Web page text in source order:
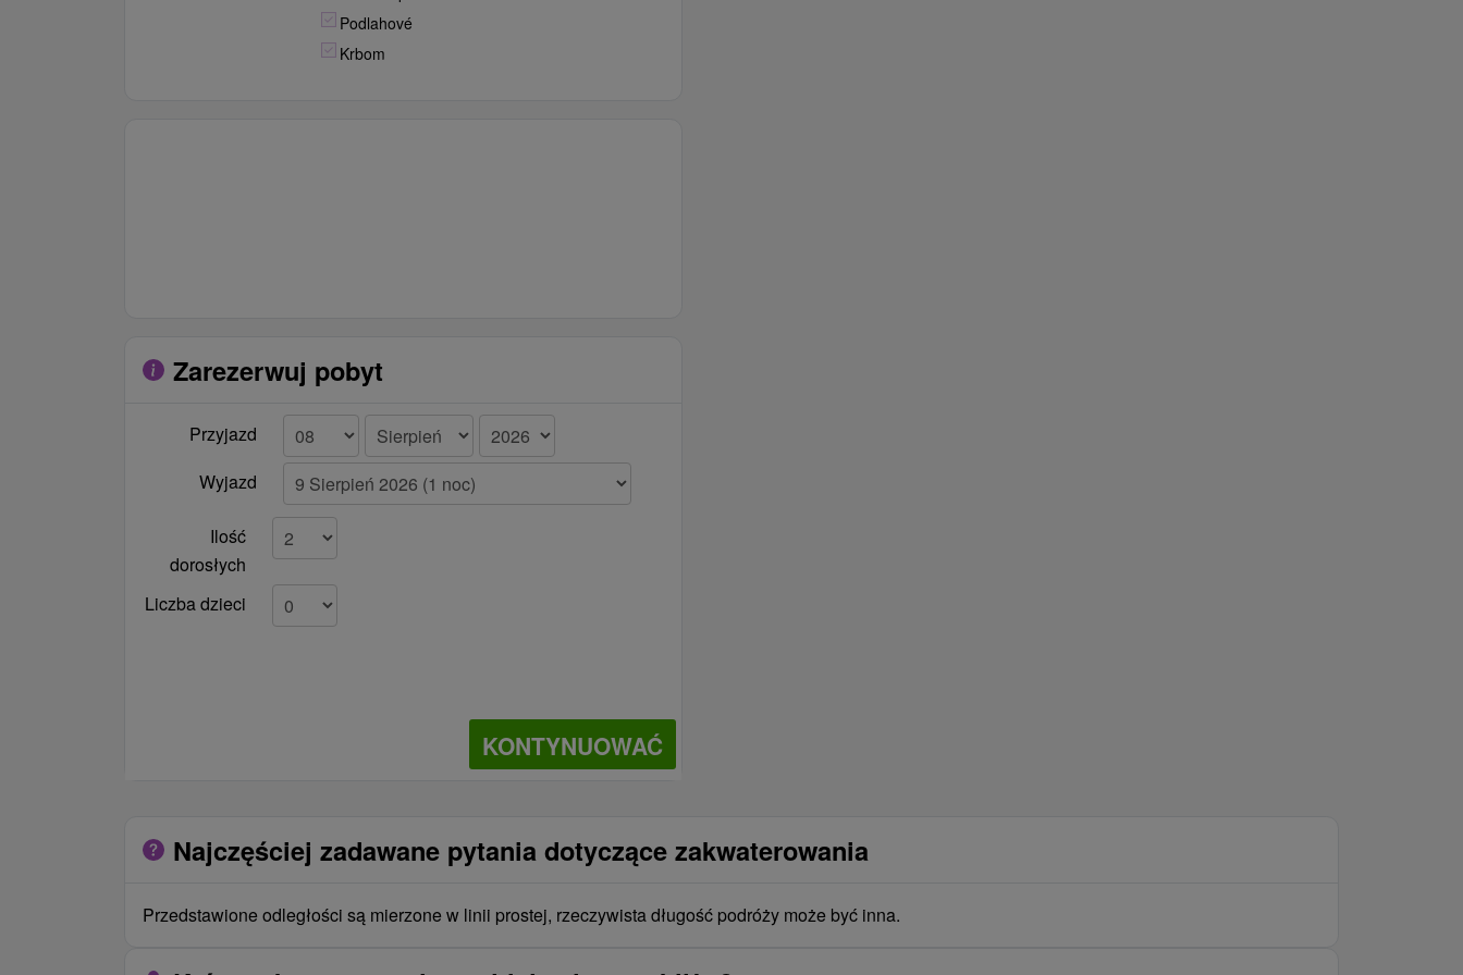
Podlahové
Krbom
Zarezerwuj pobyt
Przyjazd
Wyjazd
Ilość
dorosłych
Liczba dzieci
KONTYNUOWAĆ
Najczęściej zadawane pytania dotyczące zakwaterowania
Przedstawione odległości są mierzone w linii prostej, rzeczywista długość podróży może być inna.